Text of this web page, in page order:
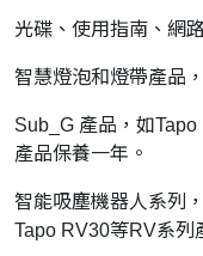
光碟、使用指南、網
智慧燈泡和燈帶產品
Sub_G 產品，如
產品保養一年。
智能吸塵機器人系列
Tapo RV30等RV系列